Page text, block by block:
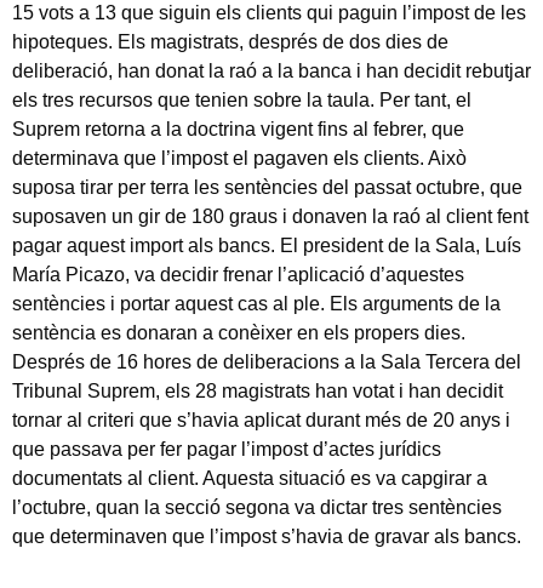
15 vots a 13 que siguin els clients qui paguin l’impost de les
hipoteques. Els magistrats, després de dos dies de
deliberació, han donat la raó a la banca i han decidit rebutjar
els tres recursos que tenien sobre la taula. Per tant, el
Suprem retorna a la doctrina vigent fins al febrer, que
determinava que l’impost el pagaven els clients. Això
suposa tirar per terra les sentències del passat octubre, que
suposaven un gir de 180 graus i donaven la raó al client fent
pagar aquest import als bancs. El president de la Sala, Luís
María Picazo, va decidir frenar l’aplicació d’aquestes
sentències i portar aquest cas al ple. Els arguments de la
sentència es donaran a conèixer en els propers dies.
Després de 16 hores de deliberacions a la Sala Tercera del
Tribunal Suprem, els 28 magistrats han votat i han decidit
tornar al criteri que s’havia aplicat durant més de 20 anys i
que passava per fer pagar l’impost d’actes jurídics
documentats al client. Aquesta situació es va capgirar a
l’octubre, quan la secció segona va dictar tres sentències
que determinaven que l’impost s’havia de gravar als bancs.